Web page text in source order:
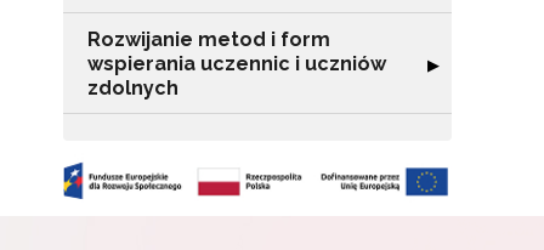
Rozwijanie metod i form
wspierania uczennic i uczniów
zdolnych
Rozwiń sekcję
▶